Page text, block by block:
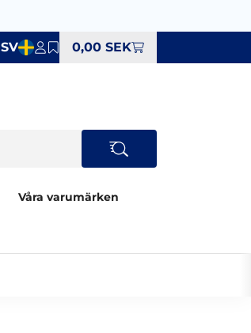
SV 0,00 SEK
Våra varumärken